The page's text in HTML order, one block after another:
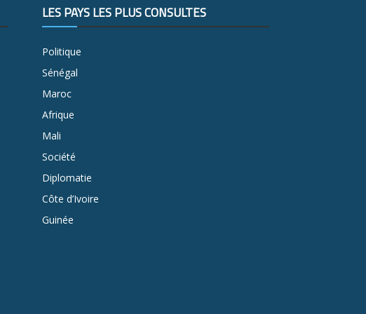
LES PAYS LES PLUS CONSULTÉS
Politique
Sénégal
Maroc
Afrique
Mali
Société
Diplomatie
Côte d’Ivoire
Guinée